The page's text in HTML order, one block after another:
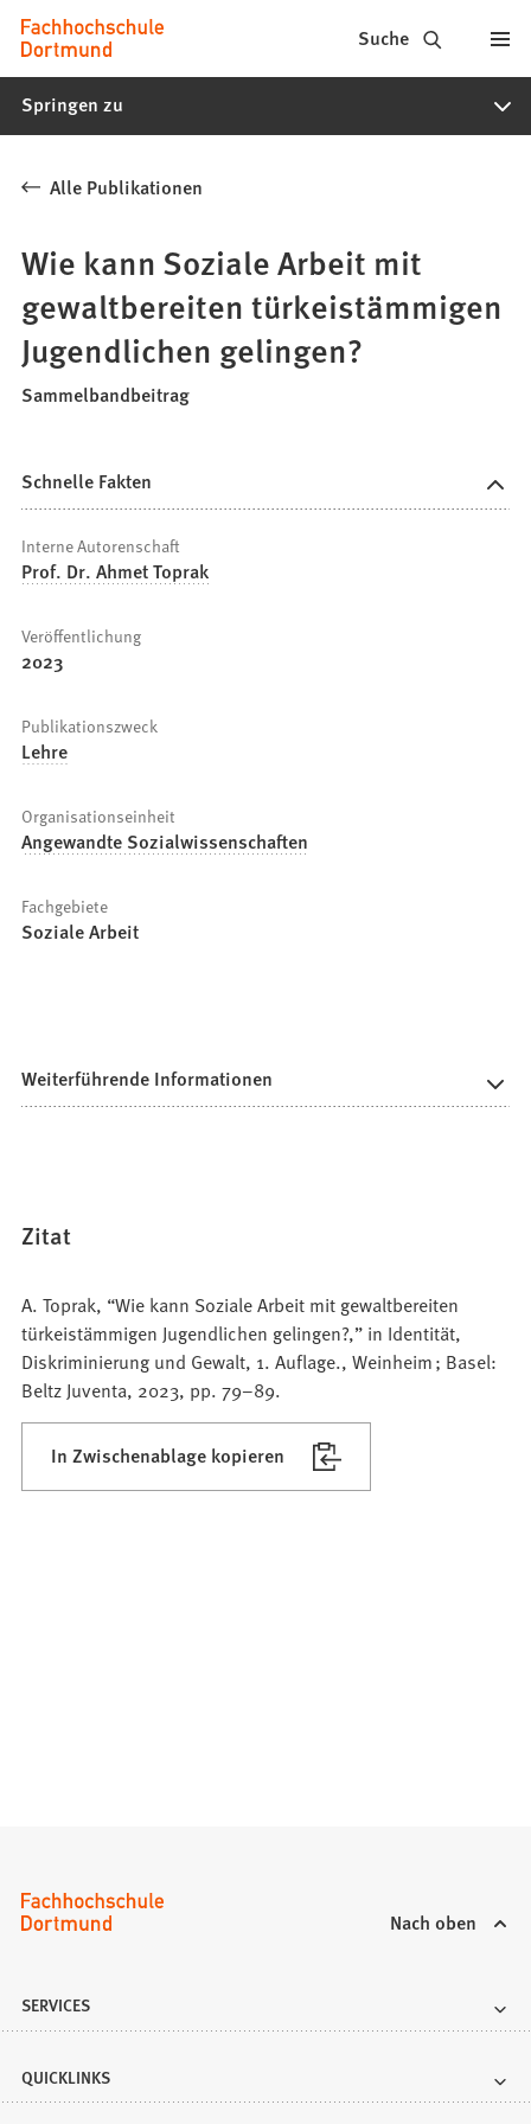
Inhalt anspringen
Fachhochschule
Dortmund
-
Studiengänge,
Bewerbung
Suche
Springen zu
Alle Publikationen
Wie kann Soziale Arbeit mit
gewaltbereiten türkeistämmigen
Jugendlichen gelingen?
Sammelbandbeitrag
Schnelle Fakten
Interne Autorenschaft
Prof. Dr. Ahmet Toprak
Veröffentlichung
2023
Publikationszweck
Lehre
Organisationseinheit
Angewandte Sozialwissenschaften
Fachgebiete
Soziale Arbeit
Weiterführende Informationen
Zitat
A. Toprak, “Wie kann Soziale Arbeit mit gewaltbereiten
türkeistämmigen Jugendlichen gelingen?,” in Identität,
Diskriminierung und Gewalt, 1. Auflage., Weinheim ; Basel:
Beltz Juventa, 2023, pp. 79–89.
In Zwischenablage kopieren
Nach oben
SERVICES
QUICKLINKS